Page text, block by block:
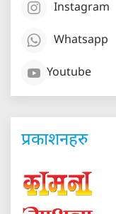
Instagram
Whatsapp
Youtube
प्रकाशनहरु